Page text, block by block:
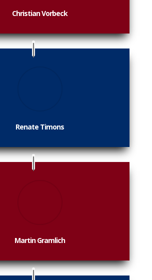
Christian Vorbeck
Renate Timons
Martin Gramlich